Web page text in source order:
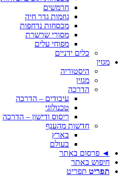
חרמשים
גוזמות גדר חיה
מכסחות נדחפות
מסורי שרשרת
מפוחי עלים
כלים ידניים
מגזין
היסטוריה
מגזין
הדרכה
עיבודים – הדרכה
טכנולוגי
ריסוס ודישון – הדרכה
חדשות מהענף
בארץ
בעולם
◄ פרסום באתר
חיפוש באתר
תפריט תפריט